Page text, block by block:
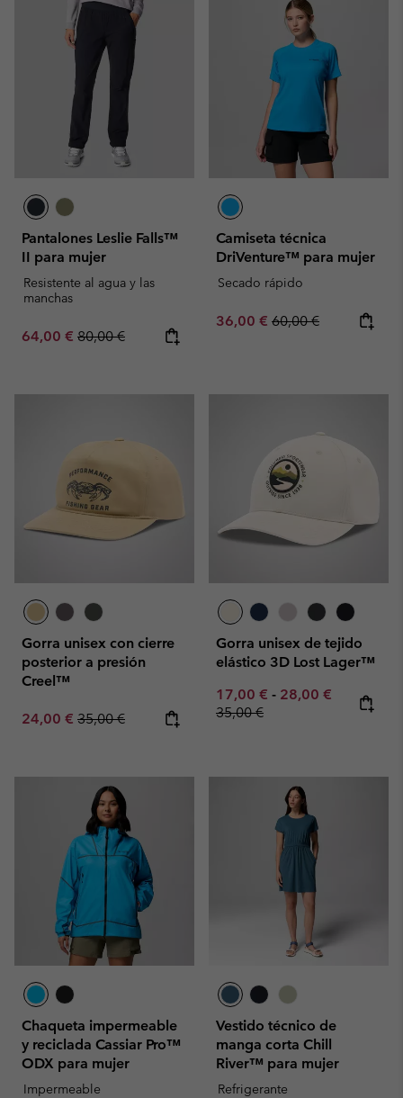
Pantalones Leslie Falls™
II para mujer
Resistente al agua y las
manchas
Sale price:
64,00 € Regular price:
80,00 €
Camiseta técnica
DriVenture™ para mujer
Secado rápido
Sale price:
36,00 € Regular price:
60,00 €
Gorra unisex con cierre
posterior a presión
Creel™
Sale price:
24,00 € Regular price:
35,00 €
Gorra unisex de tejido
elástico 3D Lost Lager™
Minimum sale price:
17,00 € - Maximum sale
28,00 € Regular
35,00 €
Chaqueta impermeable
y reciclada Cassiar Pro™
ODX para mujer
Impermeable
Vestido técnico de
manga corta Chill
River™ para mujer
Refrigerante